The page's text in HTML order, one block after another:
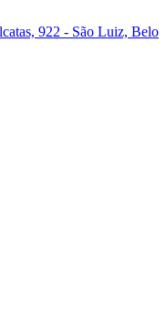
922 - São Luiz, Belo